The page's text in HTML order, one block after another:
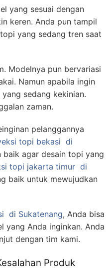
yang sesuai dengan
keren. Anda pun tampil
yang sedang tren saat
Modelnya pun bervariasi
Namun apabila ingin
sedang kekinian.
zaman.
pelanggannya
topi bekasi di
baik agar desain topi yang
topi jakarta timur di
baik untuk mewujudkan
di Sukatenang, Anda bisa
yang Anda inginkan. Anda
dengan tim kami.
Produk